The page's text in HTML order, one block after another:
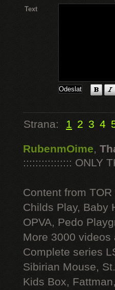
Text
Strana: 1 2 3 4
RubenmOime,
:::::::::::::::: ONLY
Content from
Childs Play, Baby
OPVA, Pedo
More 3000
Complete series
Sibirian Mouse,
Kids Box,